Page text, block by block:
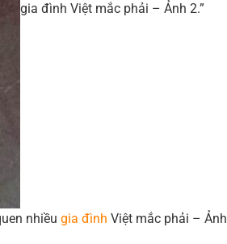
gia đình Việt mắc phải – Ảnh 2.”
nhiều gia đình Việt mắc phải – Ảnh